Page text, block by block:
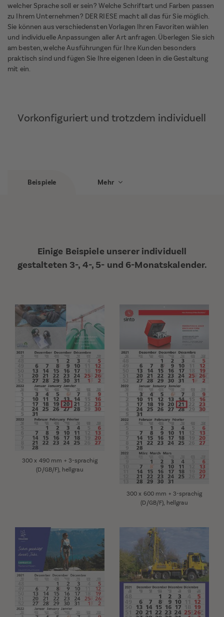
welcher Sprache soll er sein? Welche Schriftart und Farben passen
zu Ihrem Unternehmen? DER RIESE macht all das für Sie möglich.
Sie können aus verschiedensten Vorlagen Ihren Favoriten wählen
und individuelle Anpassungen aller Art anfragen. Überlegen Sie sich
am besten, welche Ausführungen für Ihre Kunden besonders
praktisch sind und fügen Sie Ihre eigenen Ideen in die Gestaltung
mit ein.
Vorkonfiguriert und trotzdem individuell
Beispiele Mehr
Einige Beispiele unserer individuell
gestalteten 3-, 4-, 5- und 6-Monatskalender.
300 x 490 mm + 3-sprachig
(D/GB/F), hellgrau
300 x 600 mm + 3-sprachig
(D/GB/F), hellgrau